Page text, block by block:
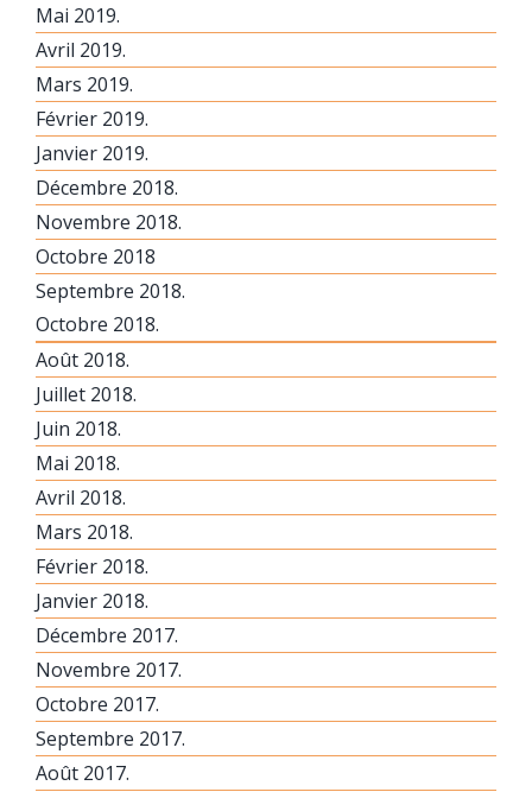
Mai 2019.
Avril 2019.
Mars 2019.
Février 2019.
Janvier 2019.
Décembre 2018.
Novembre 2018.
Octobre 2018
Septembre 2018.
Octobre 2018.
Août 2018.
Juillet 2018.
Juin 2018.
Mai 2018.
Avril 2018.
Mars 2018.
Février 2018.
Janvier 2018.
Décembre 2017.
Novembre 2017.
Octobre 2017.
Septembre 2017.
Août 2017.